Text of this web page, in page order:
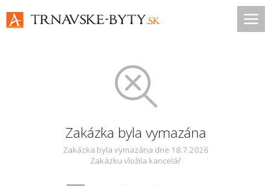
Zakázka byla vymazána
Zakázka byla vymazána dne 18.7.2026
Zakázku vložila kancelář